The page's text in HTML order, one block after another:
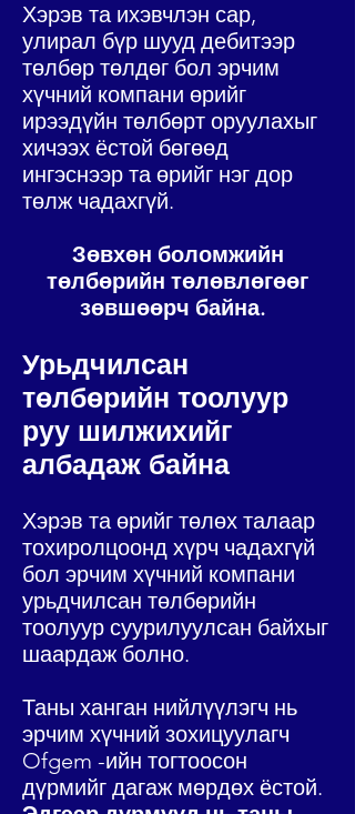
Хэрэв та ихэвчлэн сар,
улирал бүр шууд дебитээр
төлбөр төлдөг бол эрчим
хүчний компани өрийг
ирээдүйн төлбөрт оруулахыг
хичээх ёстой бөгөөд
ингэснээр та өрийг нэг дор
төлж чадахгүй.
Зөвхөн боломжийн
төлбөрийн төлөвлөгөөг
зөвшөөрч байна.
Урьдчилсан
төлбөрийн тоолуур
руу шилжихийг
албадаж байна
Хэрэв та өрийг төлөх талаар
тохиролцоонд хүрч чадахгүй
бол эрчим хүчний компани
урьдчилсан төлбөрийн
тоолуур суурилуулсан байхыг
шаардаж болно.
Таны ханган нийлүүлэгч нь
эрчим хүчний зохицуулагч
Ofgem -ийн тогтоосон
дүрмийг дагаж мөрдөх ёстой.